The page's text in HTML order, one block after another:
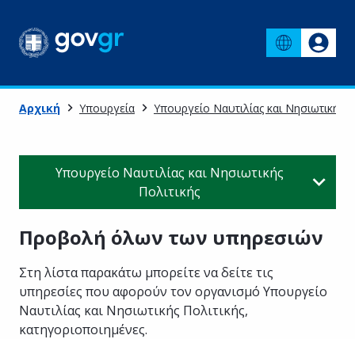
Αρχική Υπουργεία Υπουργείο Ναυτιλίας και Νησιωτικής
Υπουργείο Ναυτιλίας και Νησιωτικής
Πολιτικής
Προβολή όλων των υπηρεσιών
Στη λίστα παρακάτω μπορείτε να δείτε τις
υπηρεσίες που αφορούν τον οργανισμό Υπουργείο
Ναυτιλίας και Νησιωτικής Πολιτικής,
κατηγοριοποιημένες.